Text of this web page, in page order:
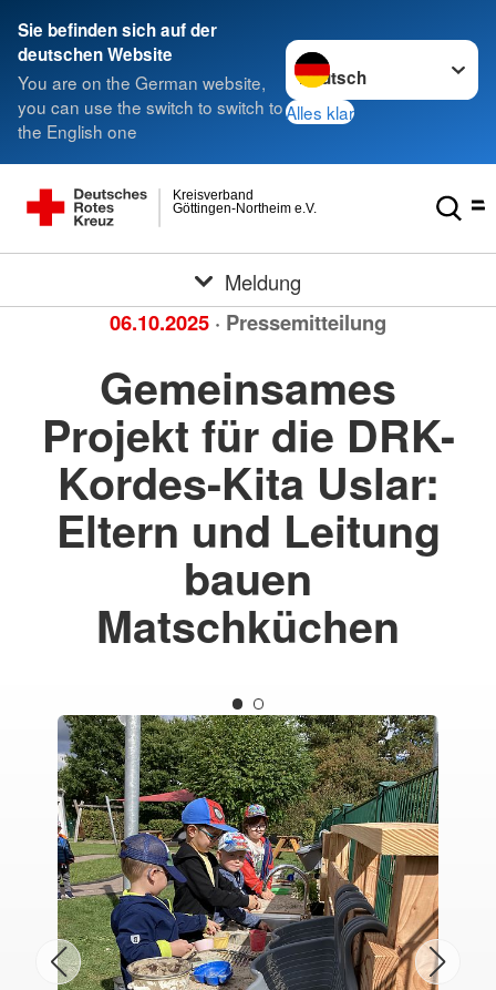
Sie befinden sich auf der
deutschen Website
You are on the German website,
you can use the switch to switch to
the English one
Sprache wechseln zu
Alles klar
Göttingen-Northeim e.V.
Kreisverband
Meldung
06.10.2025 · Pressemitteilung
Gemeinsames
Projekt für die DRK-
Kordes-Kita Uslar:
Eltern und Leitung
bauen
Matschküchen